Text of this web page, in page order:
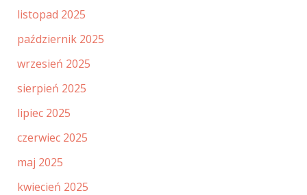
listopad 2025
październik 2025
wrzesień 2025
sierpień 2025
lipiec 2025
czerwiec 2025
maj 2025
kwiecień 2025